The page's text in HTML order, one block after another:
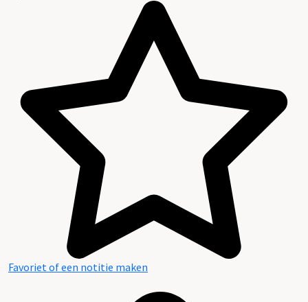
Favoriet of een notitie maken